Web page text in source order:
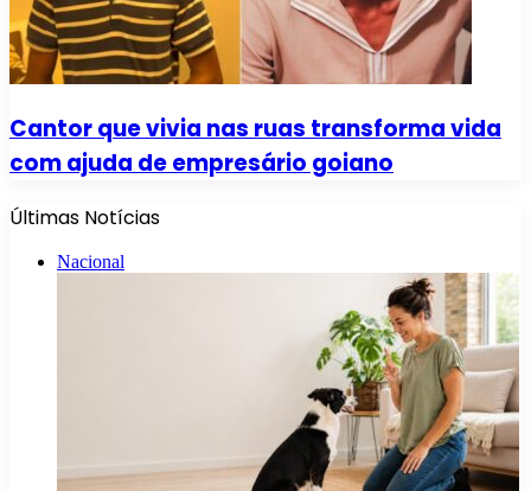
Cantor que vivia nas ruas transforma vida
com ajuda de empresário goiano
Últimas Notícias
Nacional